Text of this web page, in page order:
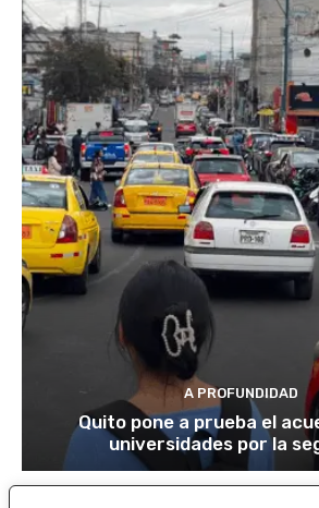
A PROFUNDIDAD
Quito pone a prueba el
universidades por la